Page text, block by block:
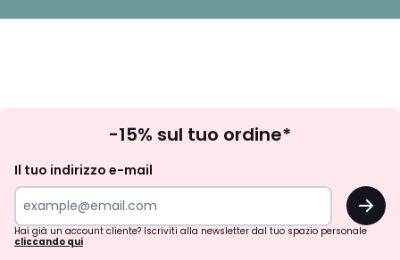
newsletter
-15% sul tuo ordine*
Il tuo indirizzo e-mail
OK
Hai già un account cliente? Iscriviti alla newsletter dal tuo spazio personale
cliccando qui